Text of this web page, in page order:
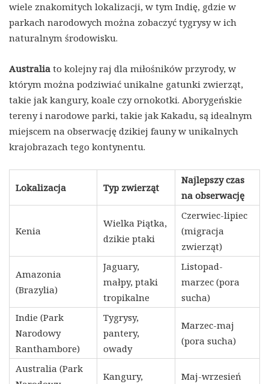
wiele znakomitych lokalizacji, w tym Indię, gdzie w
parkach narodowych można zobaczyć tygrysy w ich
naturalnym środowisku.
Australia to kolejny raj dla miłośników przyrody, w
którym można podziwiać unikalne gatunki zwierząt,
takie jak kangury, koale czy ornokotki. Aborygeńskie
tereny i narodowe parki, takie jak Kakadu, są idealnym
miejscem na obserwację dzikiej fauny w unikalnych
krajobrazach tego kontynentu.
Lokalizacja Typ zwierząt
Najlepszy czas
na obserwację
Kenia
Wielka Piątka,
dzikie ptaki
Czerwiec-lipiec
(migracja
zwierząt)
Amazonia
(Brazylia)
Jaguary,
małpy, ptaki
tropikalne
Listopad-
marzec (pora
sucha)
Indie (Park
Narodowy
Ranthambore)
Tygrysy,
pantery,
owady
Marzec-maj
(pora sucha)
Australia (Park
Kangury,
Maj-wrzesień